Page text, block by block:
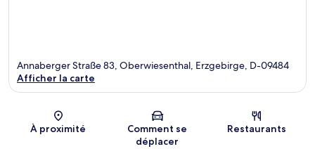
Carte
Annaberger Straße 83, Oberwiesenthal, Erzgebirge, D-09484
Afficher la carte
À proximité
Comment se
déplacer
Restaurants